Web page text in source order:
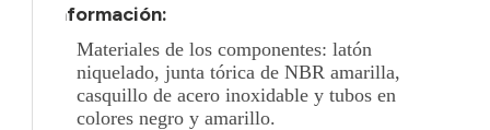
+ Información:
Materiales de los componentes: latón
niquelado, junta tórica de NBR amarilla,
casquillo de acero inoxidable y tubos en
colores negro y amarillo.